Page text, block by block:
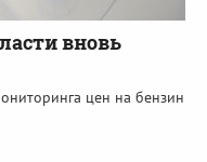
вновь
цен на бензин